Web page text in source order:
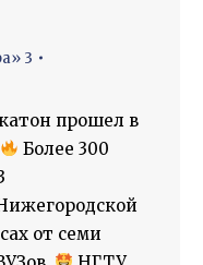
3
прошел в
Более 300
от семи